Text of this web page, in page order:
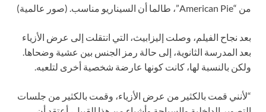
من “American Pie”، طالما أن السيناريو مناسب.
(صور عالمية)
بعد نجاح الفيلم، وصلت إليزابيث، التي انتقلت إلى عرض الأزياء
بعد المدرسة الثانوية، إلى حالة رمز الجنس بين عشية وضحاها.
ولكن بالنسبة لها، كانت كونها عارضة شخصية أخرى لتلعبه.
“لأنني قمت بالكثير من عرض الأزياء، وقمت بالكثير من جلسات